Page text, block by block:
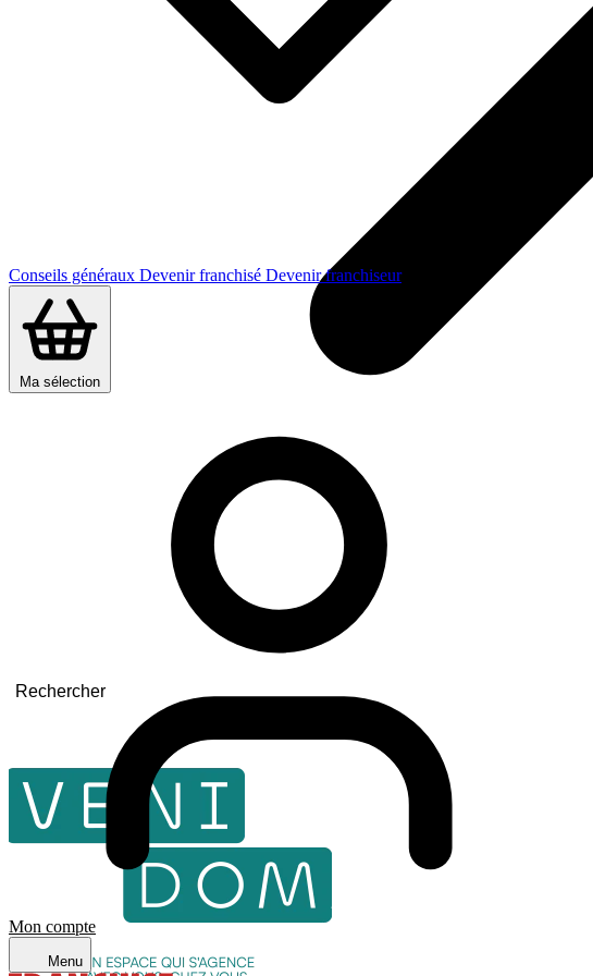
Conseils généraux Devenir franchisé Devenir franchiseur
Ma sélection
Mon compte
Menu
Rechercher